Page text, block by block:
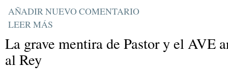
AÑADIR NUEVO COMENTARIO
LEER MÁS
La grave mentira de Pastor y el AVE
al Rey